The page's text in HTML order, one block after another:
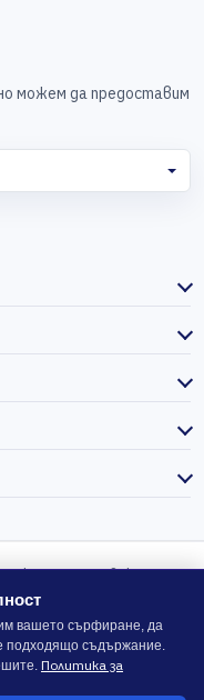
можем да предоставим
търговско
без ДДС, а ДДС се
поръчката, когато е
вашето сърфиране, да
подходящо съдържание.
Политика за